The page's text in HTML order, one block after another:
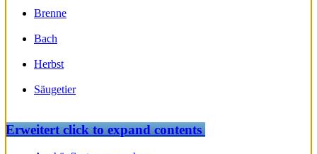
Brenne
Bach
Herbst
Säugetier
Erweitertclick to expand contents